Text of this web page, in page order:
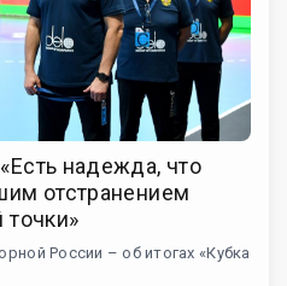
надежда, что
отстранением
точки»
России – об итогах «Кубка